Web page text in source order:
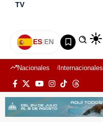
TV
ES|EN
Nacionales Internacionales